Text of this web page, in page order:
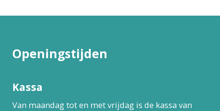
Openingstijden
Kassa
Van maandag tot en met vrijdag is de kassa van